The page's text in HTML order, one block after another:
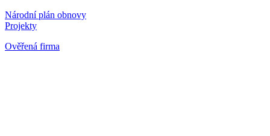
Národní plán obnovy
Projekty
Ověřená firma